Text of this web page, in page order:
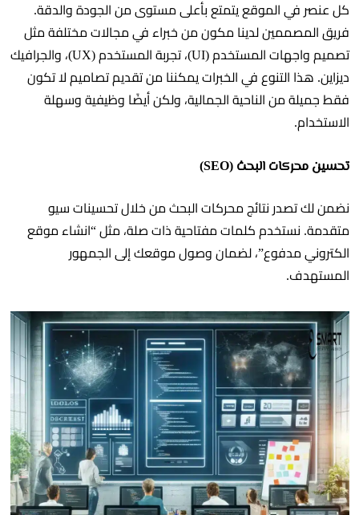
كل عنصر في الموقع يتمتع بأعلى مستوى من الجودة والدقة.
فريق المصممين لدينا مكون من خبراء في مجالات مختلفة مثل
تصميم واجهات المستخدم (UI)، تجربة المستخدم (UX)، والجرافيك
ديزاين. هذا التنوع في الخبرات يمكننا من تقديم تصاميم لا تكون
فقط جميلة من الناحية الجمالية، ولكن أيضًا وظيفية وسهلة
الاستخدام.
تحسين محركات البحث (SEO)
نضمن لك تصدر نتائج محركات البحث من خلال تحسينات سيو
متقدمة. نستخدم كلمات مفتاحية ذات صلة، مثل “انشاء موقع
الكتروني مدفوع”، لضمان وصول موقعك إلى الجمهور
المستهدف.